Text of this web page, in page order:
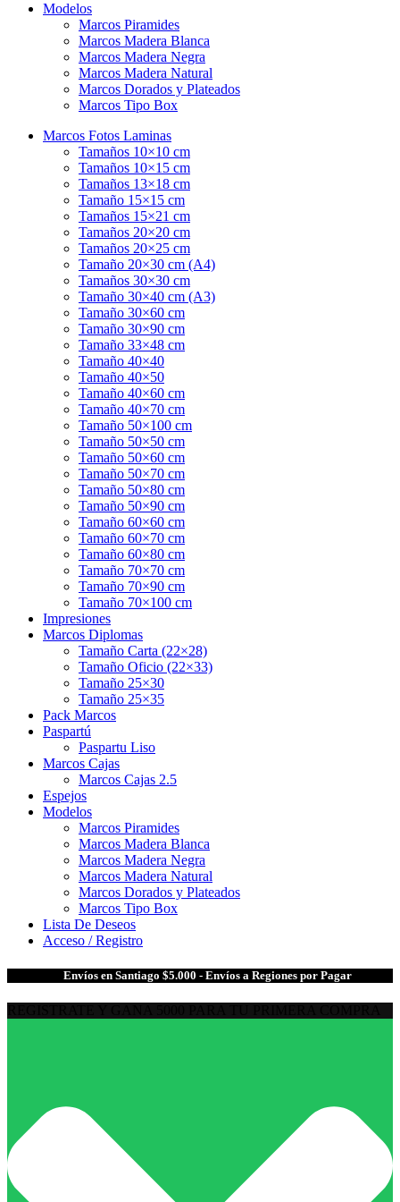
Modelos
Marcos Piramides
Marcos Madera Blanca
Marcos Madera Negra
Marcos Madera Natural
Marcos Dorados y Plateados
Marcos Tipo Box
Marcos Fotos Laminas
Tamaños 10×10 cm
Tamaños 10×15 cm
Tamaños 13×18 cm
Tamaño 15×15 cm
Tamaños 15×21 cm
Tamaños 20×20 cm
Tamaños 20×25 cm
Tamaño 20×30 cm (A4)
Tamaños 30×30 cm
Tamaño 30×40 cm (A3)
Tamaño 30×60 cm
Tamaño 30×90 cm
Tamaño 33×48 cm
Tamaño 40×40
Tamaño 40×50
Tamaño 40×60 cm
Tamaño 40×70 cm
Tamaño 50×100 cm
Tamaño 50×50 cm
Tamaño 50×60 cm
Tamaño 50×70 cm
Tamaño 50×80 cm
Tamaño 50×90 cm
Tamaño 60×60 cm
Tamaño 60×70 cm
Tamaño 60×80 cm
Tamaño 70×70 cm
Tamaño 70×90 cm
Tamaño 70×100 cm
Impresiones
Marcos Diplomas
Tamaño Carta (22×28)
Tamaño Oficio (22×33)
Tamaño 25×30
Tamaño 25×35
Pack Marcos
Paspartú
Paspartu Liso
Marcos Cajas
Marcos Cajas 2.5
Espejos
Modelos
Marcos Piramides
Marcos Madera Blanca
Marcos Madera Negra
Marcos Madera Natural
Marcos Dorados y Plateados
Marcos Tipo Box
Lista De Deseos
Acceso / Registro
Envíos en Santiago $5.000 - Envíos a Regiones por Pagar